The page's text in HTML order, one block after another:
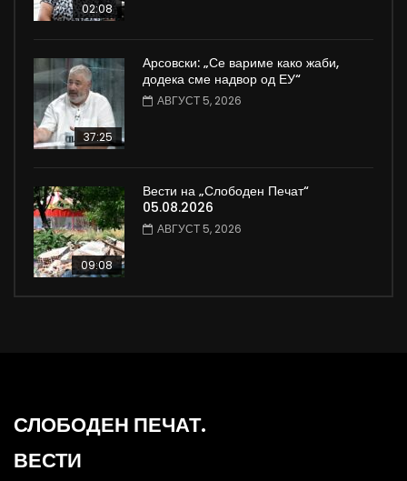
02:08
37:25
Арсовски: „Се вариме како жаби,
додека сме надвор од ЕУ“
АВГУСТ 5, 2026
09:08
Вести на „Слободен Печат“
05.08.2026
АВГУСТ 5, 2026
СЛОБОДЕН ПЕЧАТ.
ВЕСТИ